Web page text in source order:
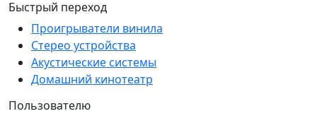
Быстрый переход
Проигрыватели винила
Стерео устройства
Акустические системы
Домашний кинотеатр
Пользователю